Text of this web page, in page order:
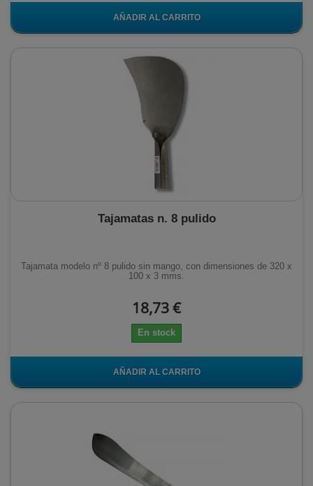
AÑADIR AL CARRITO
Tajamatas n. 8 pulido
Tajamata modelo nº 8 pulido sin mango, con dimensiones de 320 x
100 x 3 mms.
18,73 €
En stock
AÑADIR AL CARRITO